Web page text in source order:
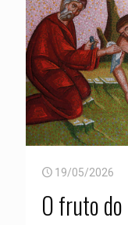
19/05/2026
O fruto